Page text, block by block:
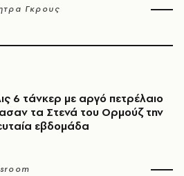
Γκρους
6 τάνκερ με αργό πετρέλαιο
τα Στενά του Ορμούζ την
εβδομάδα